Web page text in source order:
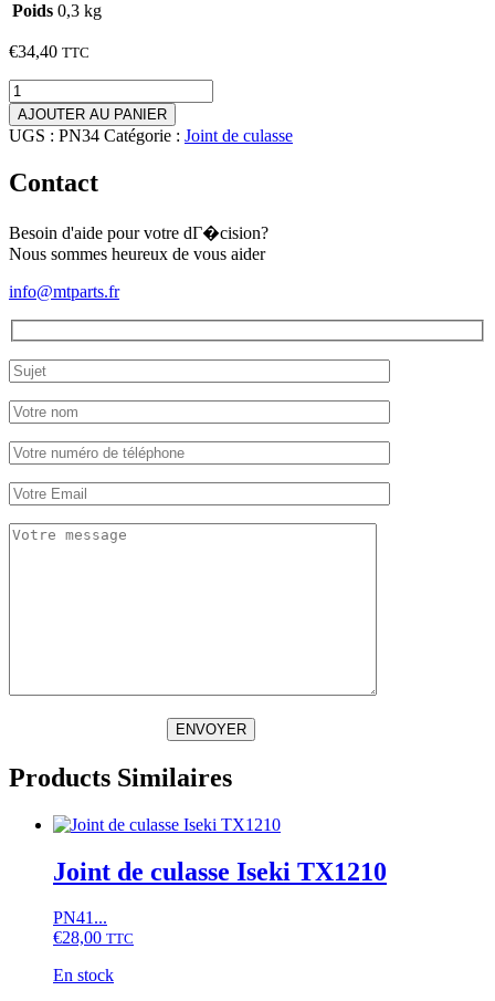
Poids 0,3 kg
€34,40 TTC
quantité
de
Joint
de
Iseki
AJOUTER AU PANIER
UGS : PN34 Catégorie : Joint de culasse
Contact
Besoin d'aide pour votre dГ�cision?
Nous sommes heureux de vous aider
info@mtparts.fr
ENVOYER
Products Similaires
Joint de culasse Iseki TX1210
PN41...
€28,00 TTC
En stock